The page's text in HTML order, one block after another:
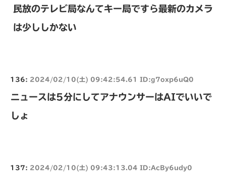
民放のテレビ局なんてキー局ですら最新のカメラ
は少ししかない
136: 2024/02/10(土) 09:42:54.61 ID:g7oxp6uQ0
ニュースは5分にしてアナウンサーはAIでいいで
しょ
137: 2024/02/10(土) 09:43:13.04 ID:AcBy6udy0